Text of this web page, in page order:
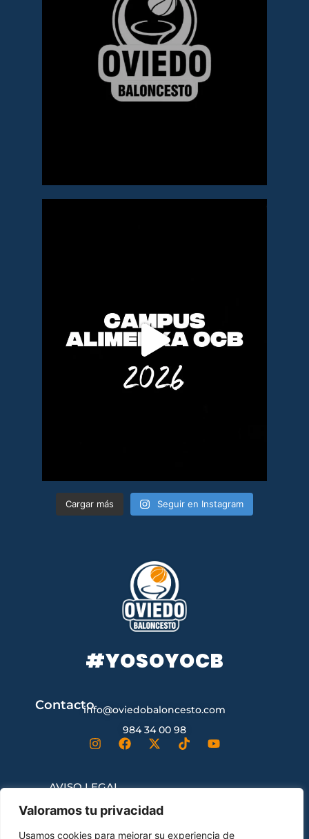
Valoramos tu privacidad
Usamos cookies para mejorar su experiencia de
Cargar más Seguir en Instagram
#YOSOYOCB
Contactoinfo@oviedobaloncesto.com
984 34 00 98
AVISO LEGAL